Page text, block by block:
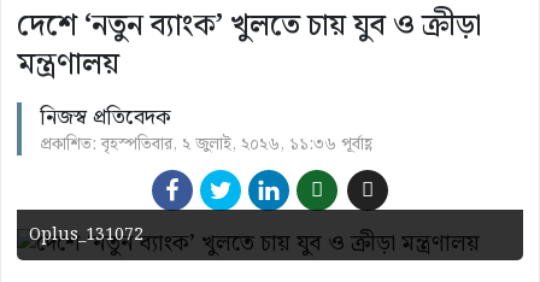
দেশে ‘নতুন ব্যাংক’ খুলতে চায় যুব ও ক্রীড়া
মন্ত্রণালয়
নিজস্ব প্রতিবেদক
প্রকাশিত: বৃহস্পতিবার, ২ জুলাই, ২০২৬, ১১:৩৬ পূর্বাহ্ণ
Oplus_131072